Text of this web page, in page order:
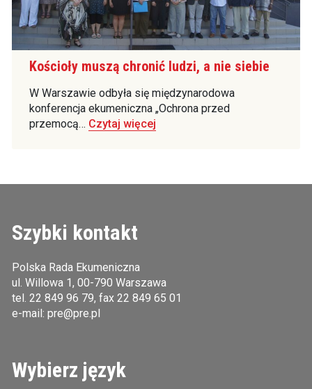
Kościoły muszą chronić ludzi, a nie siebie
W Warszawie odbyła się międzynarodowa
konferencja ekumeniczna „Ochrona przed
przemocą… Czytaj więcej
Szybki kontakt
Polska Rada Ekumeniczna
ul. Willowa 1, 00-790 Warszawa
tel. 22 849 96 79, fax 22 849 65 01
e-mail: pre@pre.pl
Wybierz język